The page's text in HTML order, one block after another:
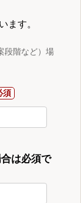
ます。
段階など）場
は必須で